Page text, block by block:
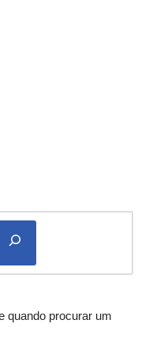
quando procurar um